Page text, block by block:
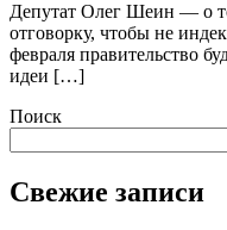
Депутат Олег Шеин — о
отговорку, чтобы не
февраля правительство
идеи […]
Поиск
Свежие записи